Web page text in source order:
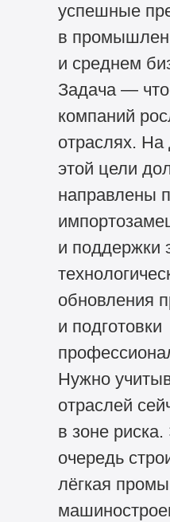
успешные
в
и среднем
Задача —
компаний
отраслях. На
этой цели
направлены
и поддержки
обновления
и подготовки
Нужно
отраслей
в зоне
очередь
лёгкая